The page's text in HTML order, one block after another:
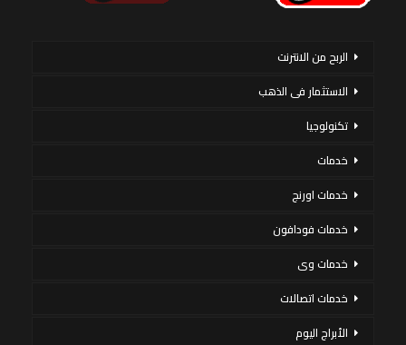
الربح من الانترنت
الاستثمار فى الذهب
تكنولوجيا
خدمات
خدمات اورنج
خدمات فودافون
خدمات وى
خدمات اتصالات
الأبراج اليوم